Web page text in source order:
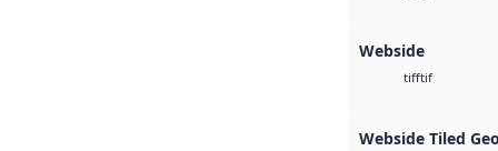
Webside
tifftif
Webside Tiled